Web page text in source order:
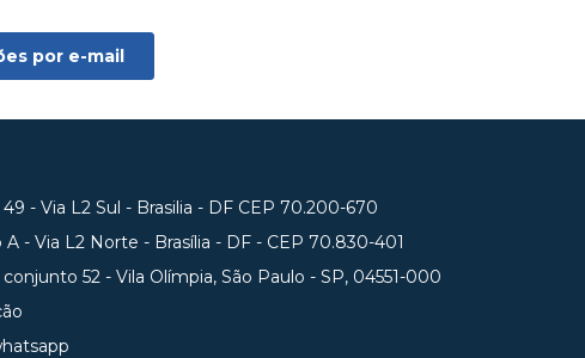
- Via L2 Sul - Brasilia - DF CEP 70.200-670
- Via L2 Norte - Brasília - DF - CEP 70.830-401
52 - Vila Olímpia, São Paulo - SP, 04551-000